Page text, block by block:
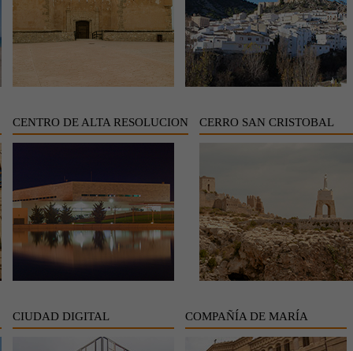
CENTRO DE ALTA RESOLUCION CERRO SAN CRISTOBAL
CIUDAD DIGITAL COMPAÑÍA DE MARÍA